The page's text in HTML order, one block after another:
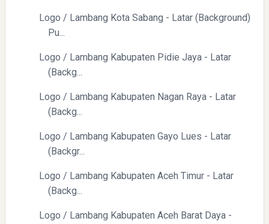
Logo / Lambang Kota Sabang - Latar (Background)
Pu...
Logo / Lambang Kabupaten Pidie Jaya - Latar
(Backg...
Logo / Lambang Kabupaten Nagan Raya - Latar
(Backg...
Logo / Lambang Kabupaten Gayo Lues - Latar
(Backgr...
Logo / Lambang Kabupaten Aceh Timur - Latar
(Backg...
Logo / Lambang Kabupaten Aceh Barat Daya -